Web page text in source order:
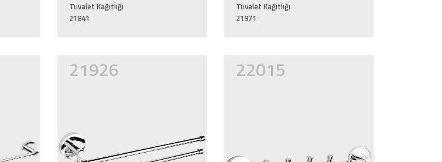
Tuvalet Kağıtlığı
21841
Tuvalet Kağıtlığı
21971
21926 22015